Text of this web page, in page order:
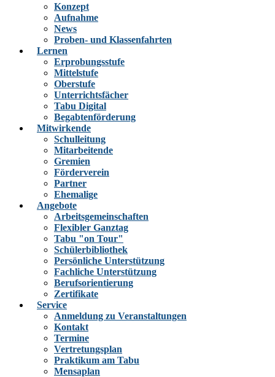
Konzept
Aufnahme
News
Proben- und Klassenfahrten
Lernen
Erprobungsstufe
Mittelstufe
Oberstufe
Unterrichtsfächer
Tabu Digital
Begabtenförderung
Mitwirkende
Schulleitung
Mitarbeitende
Gremien
Förderverein
Partner
Ehemalige
Angebote
Arbeitsgemeinschaften
Flexibler Ganztag
Tabu "on Tour"
Schülerbibliothek
Persönliche Unterstützung
Fachliche Unterstützung
Berufsorientierung
Zertifikate
Service
Anmeldung zu Veranstaltungen
Kontakt
Termine
Vertretungsplan
Praktikum am Tabu
Mensaplan